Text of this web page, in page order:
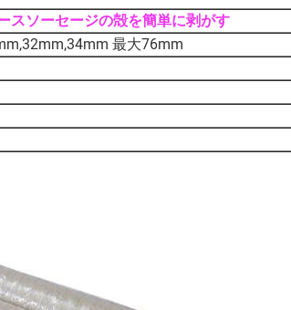
スソーセージの殻を簡単に剥がす
最大76mm